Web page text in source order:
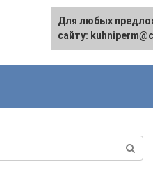
Для любых
сайту: